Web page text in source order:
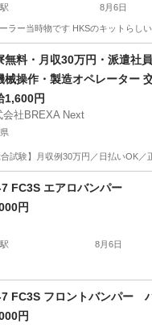
8月6日
ラー当時物です HKSのキットらし
中駅 パーツ FC3S
料・月収30万円・派遣社
械操作・製造オペレーター
1,600円
会社BREXA Next
合試験】月収例30万円／日払いOK
7 FC3S エアロバンパー
円
8月6日
FC3S
7 FC3S フロントバンパー
円